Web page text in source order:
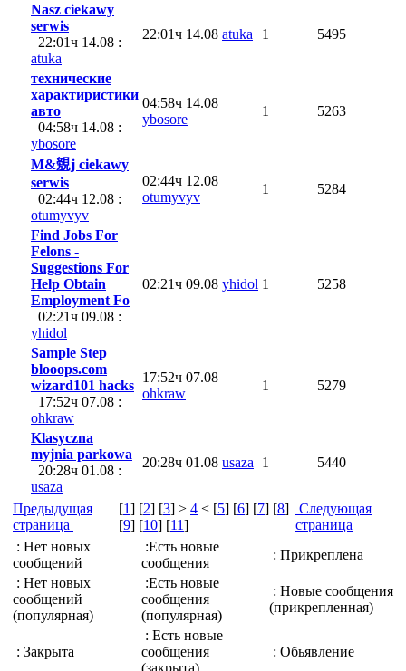
Nasz ciekawy
serwis
22:01ч 14.08 :
atuka
22:01ч 14.08 atuka 1 5495
технические
характиристики
авто
04:58ч 14.08 :
ybosore
04:58ч 14.08
ybosore
1 5263
M&覫j ciekawy
serwis
02:44ч 12.08 :
otumyvyv
02:44ч 12.08
otumyvyv
1 5284
Find Jobs For
Felons -
Suggestions For
Help Obtain
Employment Fo
02:21ч 09.08 :
yhidol
02:21ч 09.08 yhidol 1 5258
Sample Step
blooops.com
wizard101 hacks
17:52ч 07.08 :
ohkraw
17:52ч 07.08
ohkraw
1 5279
Klasyczna
myjnia parkowa
20:28ч 01.08 :
usaza
20:28ч 01.08 usaza 1 5440
Предыдущая
страница
[1] [2] [3] > 4 < [5] [6] [7] [8]
[9] [10] [11]
Следующая
страница
: Нет новых
сообщений
:Есть новые
сообщения
: Прикреплена
: Нет новых
сообщений
(популярная)
:Есть новые
сообщения
(популярная)
: Новые сообщения
(прикрепленная)
: Закрыта
: Есть новые
сообщения
(закрыта)
: Обьявление